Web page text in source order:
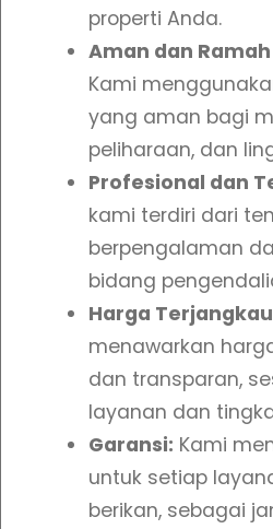
properti Anda.
Aman dan
Kami
yang aman bagi
peliharaan, dan
Profesional dan
kami terdiri dari
berpengalaman
bidang
Harga
menawarkan
dan transparan,
layanan dan
Garansi: Kami
untuk setiap
berikan, sebagai